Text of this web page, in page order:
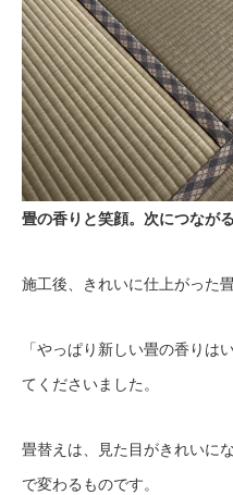
畳の香りと笑顔。次につなが
施工後、きれいに仕上がった
「やっぱり新しい畳の香りは
てくださいました。
畳替えは、見た目がきれいに
で変わるものです。